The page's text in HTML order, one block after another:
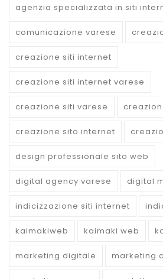
agenzia specializzata in siti
comunicazione varese
creazione siti internet
creazione siti internet varese
creazione siti varese
creazione sito internet
design professionale sito web
digital agency varese digital
indicizzazione siti internet
kaimakiweb kaimaki web
marketing digitale marketing